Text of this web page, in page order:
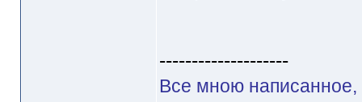
--------------------
Все мною написанное,